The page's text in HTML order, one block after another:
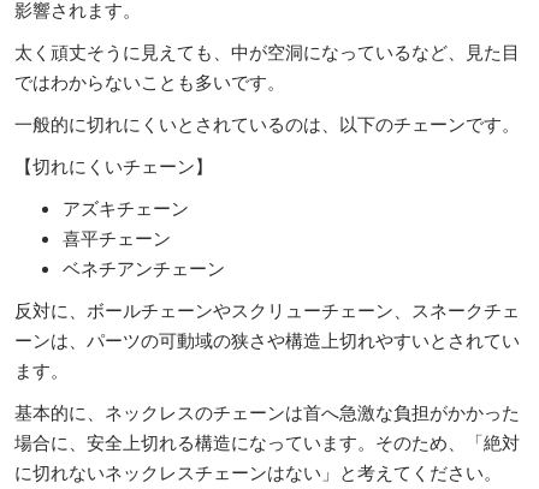
影響されます。
太く頑丈そうに見えても、中が空洞になっているなど、見た目
ではわからないことも多いです。
一般的に切れにくいとされているのは、以下のチェーンです。
【切れにくいチェーン】
アズキチェーン
喜平チェーン
ベネチアンチェーン
反対に、ボールチェーンやスクリューチェーン、スネークチェ
ーンは、パーツの可動域の狭さや構造上切れやすいとされてい
ます。
基本的に、ネックレスのチェーンは首へ急激な負担がかかった
場合に、安全上切れる構造になっています。そのため、「絶対
に切れないネックレスチェーンはない」と考えてください。